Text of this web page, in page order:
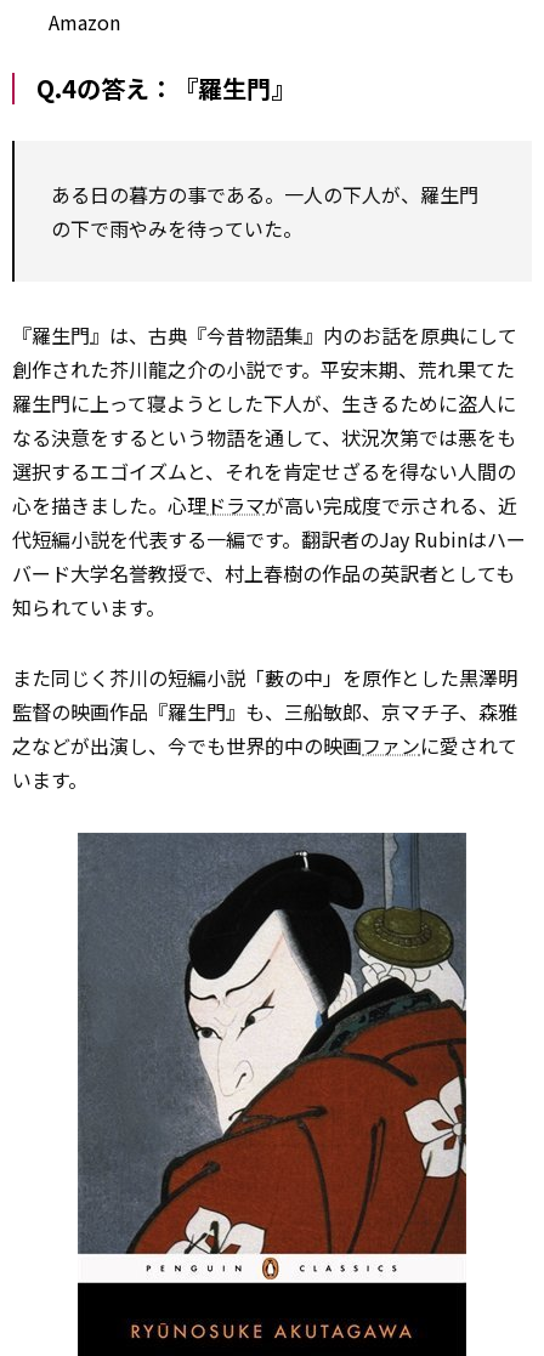
Amazon
Q.4の答え：『羅生門』
ある日の暮方の事である。一人の下人が、羅生門
の下で雨やみを待っていた。
『羅生門』は、古典『今昔物語集』内のお話を原典にして
創作された芥川龍之介の小説です。平安末期、荒れ果てた
羅生門に上って寝ようとした下人が、生きるために盗人に
なる決意をするという物語を通して、状況次第では悪をも
選択するエゴイズムと、それを肯定せざるを得ない人間の
心を描きました。心理ドラマが高い完成度で示される、近
代短編小説を代表する一編です。翻訳者のJay Rubinはハー
バード大学名誉教授で、村上春樹の作品の英訳者としても
知られています。
また同じく芥川の短編小説「藪の中」を原作とした黒澤明
監督の映画作品『羅生門』も、三船敏郎、京マチ子、森雅
之などが出演し、今でも世界的中の映画ファンに愛されて
います。